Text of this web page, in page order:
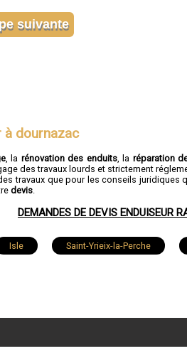
à dournazac
, la rénovation des enduits, la réparation
des travaux lourds et strictement
travaux que pour les conseils juridiques
devis
DEMANDES DE DEVIS ENDUISEUR
Isle Saint-Yrieix-la-Perche
Martel